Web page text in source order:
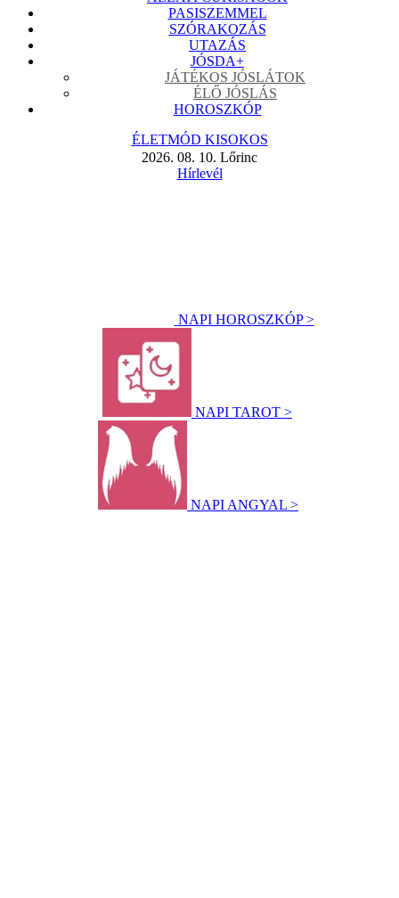
PASISZEMMEL
SZÓRAKOZÁS
UTAZÁS
JÓSDA+
JÁTÉKOS JÓSLÁTOK
ÉLŐ JÓSLÁS
HOROSZKÓP
ÉLETMÓD KISOKOS
2026. 08. 10. Lőrinc
Hírlevél
NAPI HOROSZKÓP >
NAPI TAROT >
NAPI ANGYAL >